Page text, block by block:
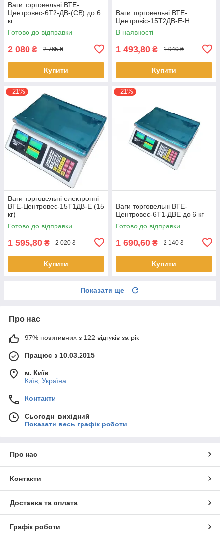
Ваги торговельні ВТЕ-
Центровес-6Т2-ДВ-(СВ) до 6
кг
Готово до відправки
2 080 ₴ 2 765 ₴
Купити
Ваги торговельні ВТЕ-
Центровіс-15Т2ДВ-Е-Н
В наявності
1 493,80 ₴ 1 940 ₴
Купити
–21%
Ваги торговельні електронні
ВТЕ-Центровес-15Т1ДВ-Е (15
кг)
Готово до відправки
1 595,80 ₴ 2 020 ₴
Купити
–21%
Ваги торговельні ВТЕ-
Центровес-6Т1-ДВЕ до 6 кг
Готово до відправки
1 690,60 ₴ 2 140 ₴
Купити
Показати ще
Про нас
97% позитивних з 122 відгуків за рік
Працює з 10.03.2015
м. Київ
Київ, Україна
Контакти
Сьогодні вихідний
Показати весь графік роботи
Про нас
Контакти
Доставка та оплата
Графік роботи